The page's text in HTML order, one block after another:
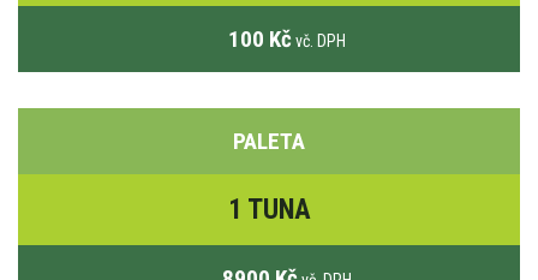
100 Kč vč. DPH
PALETA
1 TUNA